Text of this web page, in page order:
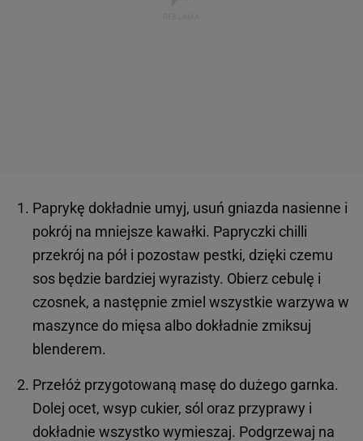
Paprykę dokładnie umyj, usuń gniazda nasienne i
pokrój na mniejsze kawałki. Papryczki chilli
przekrój na pół i pozostaw pestki, dzięki czemu
sos będzie bardziej wyrazisty. Obierz cebulę i
czosnek, a następnie zmiel wszystkie warzywa w
maszynce do mięsa albo dokładnie zmiksuj
blenderem.
Przełóż przygotowaną masę do dużego garnka.
Dolej ocet, wsyp cukier, sól oraz przyprawy i
dokładnie wszystko wymieszaj. Podgrzewaj na